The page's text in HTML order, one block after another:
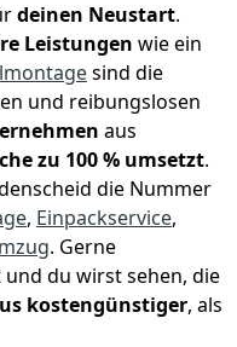
deinen Neustart.
Leistungen wie ein
sind die
und reibungslosen
aus
zu 100 % umsetzt.
die Nummer
, Einpackservice,
. Gerne
du wirst sehen, die
kostengünstiger, als